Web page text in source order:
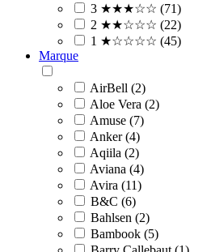
3 ★★★☆☆ (71)
2 ★★☆☆☆ (22)
1 ★☆☆☆☆ (45)
Marque
AirBell (2)
Aloe Vera (2)
Amuse (7)
Anker (4)
Aqiila (2)
Aviana (4)
Avira (11)
B&C (6)
Bahlsen (2)
Bambook (5)